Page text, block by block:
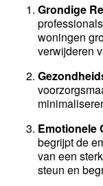
Grondige
woningen
verwijderen
Emotionele
begrijpt de
van een
steun en